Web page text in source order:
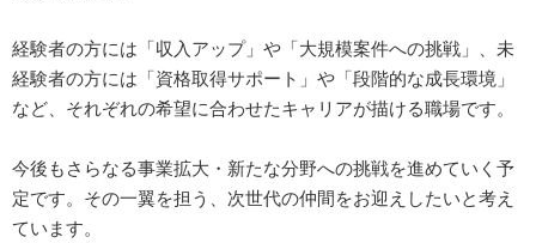
経験者の方には「収入アップ」や「大規模案件への挑戦」、未
経験者の方には「資格取得サポート」や「段階的な成長環境」
など、それぞれの希望に合わせたキャリアが描ける職場です。
今後もさらなる事業拡大・新たな分野への挑戦を進めていく予
定です。その一翼を担う、次世代の仲間をお迎えしたいと考え
ています。